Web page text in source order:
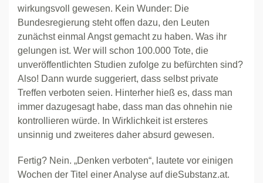
wirkungsvoll gewesen. Kein Wunder: Die
Bundesregierung steht offen dazu, den Leuten
zunächst einmal Angst gemacht zu haben. Was ihr
gelungen ist. Wer will schon 100.000 Tote, die
unveröffentlichten Studien zufolge zu befürchten sind?
Also! Dann wurde suggeriert, dass selbst private
Treffen verboten seien. Hinterher hieß es, dass man
immer dazugesagt habe, dass man das ohnehin nie
kontrollieren würde. In Wirklichkeit ist ersteres
unsinnig und zweiteres daher absurd gewesen.
Fertig? Nein. „Denken verboten“, lautete vor einigen
Wochen der Titel einer Analyse auf dieSubstanz.at.